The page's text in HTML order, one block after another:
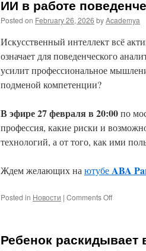
ИИ в работе
Posted on February 26, 2026 byAcademya
Искусственный интеллект всё
означает для поведенческого
усилит профессиональное
подменой компетенции?
В эфире 27 февраля в 20:00по
профессия, какие риски и
технологий, а от того, как ими
Ждем желающих наютубеABA
Posted in Новости | Comments Offon
Ребенок раскидывает